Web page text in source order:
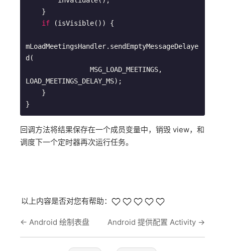
if (isVisible()) {
mLoadMeetingsHandler.sendEmptyMessageDelaye
d(
LOAD_MEETINGS_DELAY_MS);
回调方法将结果保存在一个成员变量中，销毁 view，和
调度下一个定时器再次运行任务。
以上内容是否对您有帮助：
← Android 绘制表盘 Android 提供配置 Activity →